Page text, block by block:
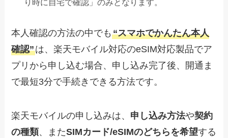
り時に自宅で確認」のみとなります。
本人確認の方法の中でも“スマホでかんたん本人
確認”は、楽天モバイル対応のeSIM対応製品でア
プリから申し込む場合、申し込み完了後、開通ま
で最短3分で手続きできる方法です。
楽天モバイルの申し込みは、 申し込み方法や契約
の種類、またSIMカード/eSIMのどちらを希望する